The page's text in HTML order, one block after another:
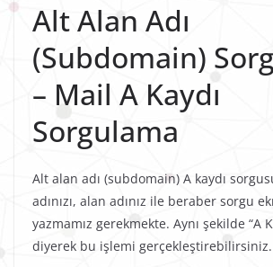
Alt Alan Adı
(Subdomain)
– Mail A Kaydı
Sorgulama
Alt alan adı (subdomain) A kaydı
adınızı, alan adınız ile beraber sorgu
yazmamız gerekmekte. Aynı şekilde “A
diyerek bu işlemi gerçekleştirebilirsiniz.